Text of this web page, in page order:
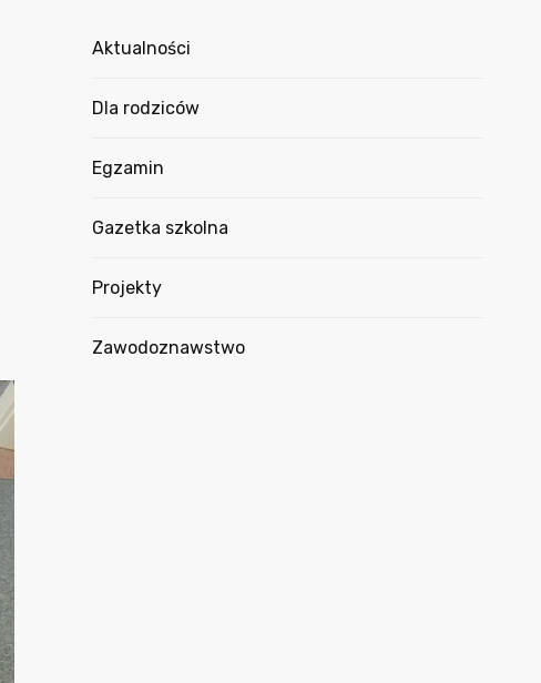
Aktualności
Dla rodziców
Egzamin
Gazetka szkolna
Projekty
Zawodoznawstwo